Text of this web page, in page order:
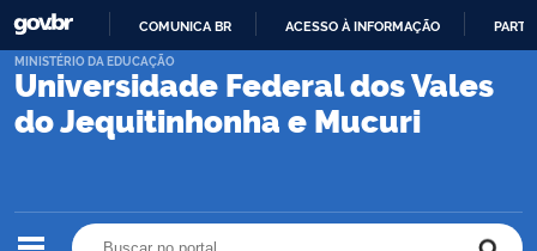
PARA
CONTEÚDO
COMUNICA BR ACESSO À INFORMAÇÃO
Universidade Federal dos Vales
do Jequitinhonha e Mucuri
MINISTÉRIO DA EDUCAÇÃO